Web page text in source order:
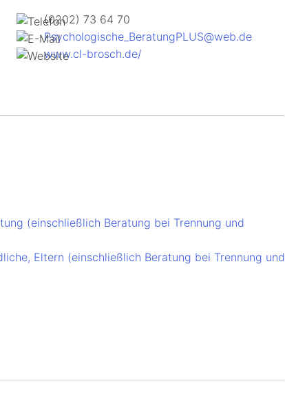
(0202) 73 64 70
Psychologische_BeratungPLUS@web.de
www.cl-brosch.de/
(einschließlich Beratung bei Trennung und
Eltern (einschließlich Beratung bei Trennung und